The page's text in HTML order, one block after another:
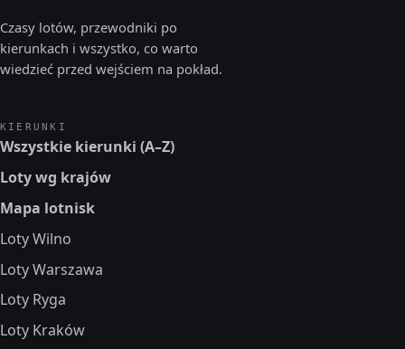
Czasy lotów, przewodniki po
kierunkach i wszystko, co warto
wiedzieć przed wejściem na pokład.
KIERUNKI
Wszystkie kierunki (A–Z)
Loty wg krajów
Mapa lotnisk
Loty Wilno
Loty Warszawa
Loty Ryga
Loty Kraków